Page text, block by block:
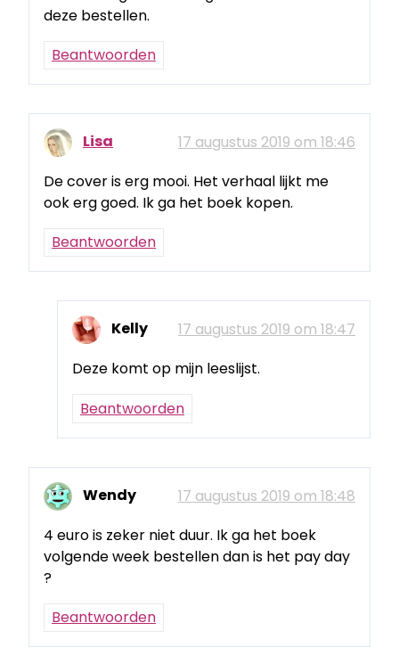
deze bestellen.
Beantwoorden
Lisa
17 augustus 2019 om 18:46
De cover is erg mooi. Het verhaal lijkt me
ook erg goed. Ik ga het boek kopen.
Beantwoorden
Kelly
17 augustus 2019 om 18:47
Deze komt op mijn leeslijst.
Beantwoorden
Wendy
17 augustus 2019 om 18:48
4 euro is zeker niet duur. Ik ga het boek
volgende week bestellen dan is het pay day
?
Beantwoorden